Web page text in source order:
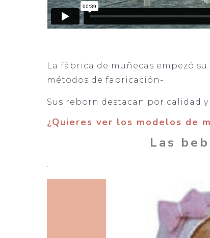
La fábrica de muñecas empezó
métodos de fabricación-
Sus reborn destacan por calidad y
¿Quieres ver los modelos de
Las
.